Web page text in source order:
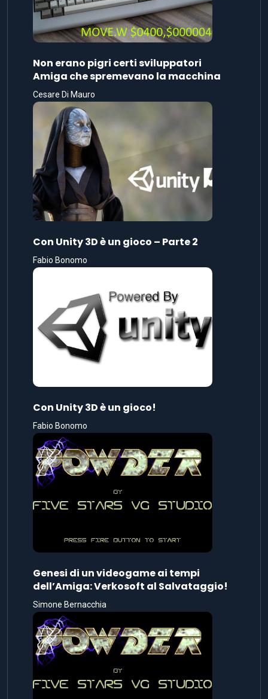
Non erano pigri certi sviluppatori
Amiga che spremevano la macchina
Cesare Di Mauro
Con Unity 3D è un gioco – Parte 2
Fabio Bonomo
Con Unity 3D è un gioco!
Fabio Bonomo
Genesi di un videogame ai tempi
dell’Amiga: Verkosoft al Salvataggio!
Simone Bernacchia